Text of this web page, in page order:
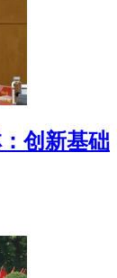
创新基础